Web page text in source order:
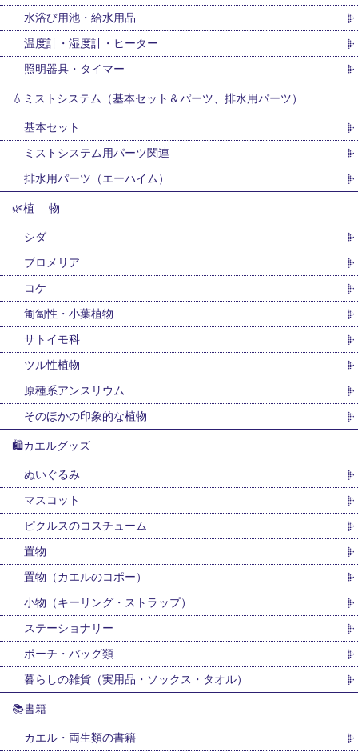
水浴び用池・給水用品
温度計・湿度計・ヒーター
照明器具・タイマー
💧ミストシステム（基本セット＆パーツ、排水用パーツ）
基本セット
ミストシステム用パーツ関連
排水用パーツ（エーハイム）
🌿植 物
シダ
ブロメリア
コケ
匍匐性・小葉植物
サトイモ科
ツル性植物
原種系アンスリウム
そのほかの印象的な植物
🛍カエルグッズ
ぬいぐるみ
マスコット
ピクルスのコスチューム
置物
置物（カエルのコポー）
小物（キーリング・ストラップ）
ステーショナリー
ポーチ・バッグ類
暮らしの雑貨（実用品・ソックス・タオル）
📚書籍
カエル・両生類の書籍